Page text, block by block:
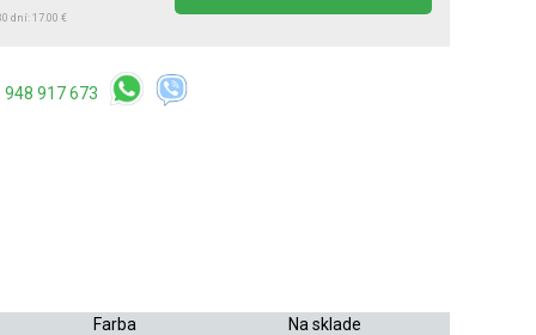
dní: 17.00 €
948 917 673
Farba
Na sklade